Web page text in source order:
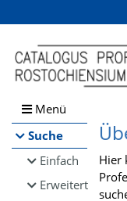
Browsen
direkt zum Inhalt
Menü
Suche
Einfach
Erweitert
Hier